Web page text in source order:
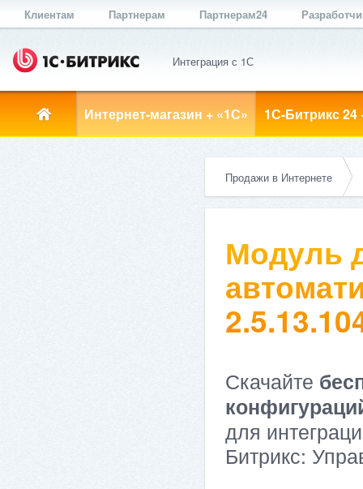
Клиентам Партнерам Партнерам24
Интеграция с 1С
Интернет-магазин + «1С» 1С-Битрикс 24
Продажи в Интернете
Модуль
Скачайте
для
Битрикс: